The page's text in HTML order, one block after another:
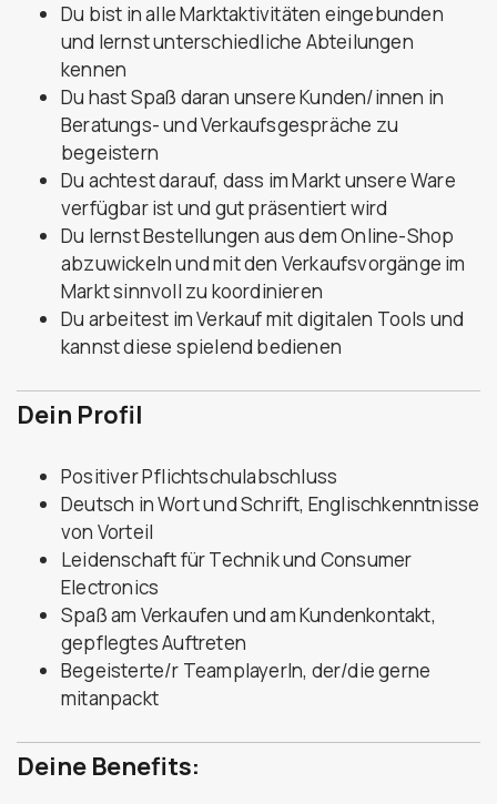
Du bist in alle Marktaktivitäten eingebunden
und lernst unterschiedliche Abteilungen
kennen
Du hast Spaß daran unsere Kunden/innen in
Beratungs- und Verkaufsgespräche zu
begeistern
Du achtest darauf, dass im Markt unsere Ware
verfügbar ist und gut präsentiert wird
Du lernst Bestellungen aus dem Online-Shop
abzuwickeln und mit den Verkaufsvorgänge im
Markt sinnvoll zu koordinieren
Du arbeitest im Verkauf mit digitalen Tools und
kannst diese spielend bedienen
Dein Profil
Positiver Pflichtschulabschluss
Deutsch in Wort und Schrift, Englischkenntnisse
von Vorteil
Leidenschaft für Technik und Consumer
Electronics
Spaß am Verkaufen und am Kundenkontakt,
gepflegtes Auftreten
Begeisterte/r TeamplayerIn, der/die gerne
mitanpackt
Deine Benefits: